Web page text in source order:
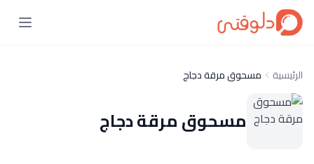
الرئيسية مسحوق مرقة دجاج
مسحوق مرقة دجاج